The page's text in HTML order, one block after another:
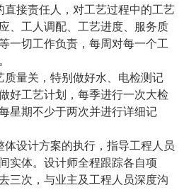
直接责任人，对工艺过程中的工艺
、工人调配、工艺进度、服务质
一切工作负责，每周对每一个工
质量关，特别做好水、电检测记
好工艺计划，每季进行一次大检
星期不少于两次并进行详细记
设计方案的执行，指导工程人员
实体。设计师全程跟踪各自项
三次，与业主及工程人员深度沟